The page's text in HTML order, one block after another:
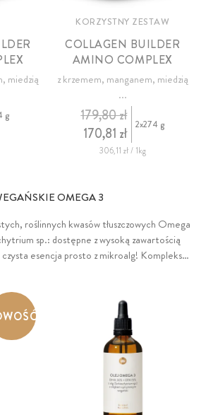
miedzią
g
KORZYSTNY ZESTAW
COLLAGEN BUILDER
AMINO COMPLEX
z krzemem, manganem, miedzią
...
170,81 zł
179,80 zł 2x274 g
306,11 zł / 1kg
OMEGA 3
roślinnych kwasów tłuszczowych Omega
sp.: dostępne z wysoką zawartością
esencja prosto z mikroalg! Kompleks
ALA, GLA i kwasu oleinowego. Kompleks
z oliwek z pierwszego tłoczenia: połączenie
(aż 7%), oleju z alg (40% DHA) i oleju
w ALA) – dla wszechstronnego wsparcia!